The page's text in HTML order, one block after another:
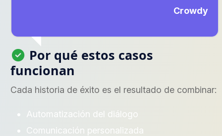
Crowdy
Por qué estos casos
funcionan
Cada historia de éxito es el resultado de combinar:
Automatización del diálogo
Comunicación personalizada